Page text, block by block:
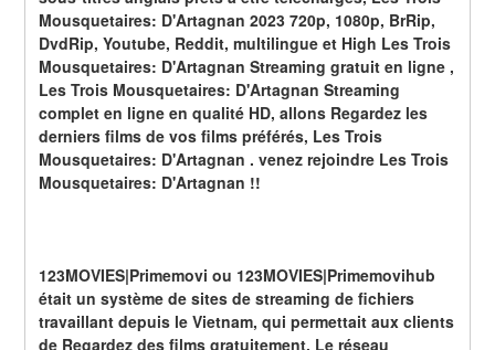
Mousquetaires: D'Artagnan 2023 720p, 1080p, BrRip,
DvdRip, Youtube, Reddit, multilingue et High Les Trois
Mousquetaires: D'Artagnan Streaming gratuit en ligne ,
Les Trois Mousquetaires: D'Artagnan Streaming
complet en ligne en qualité HD, allons Regardez les
derniers films de vos films préférés, Les Trois
Mousquetaires: D'Artagnan . venez rejoindre Les Trois
Mousquetaires: D'Artagnan !!
123MOVIES|Primemovi ou 123MOVIES|Primemovihub
était un système de sites de streaming de fichiers
travaillant depuis le Vietnam, qui permettait aux clients
de Regardez des films gratuitement. Le réseau